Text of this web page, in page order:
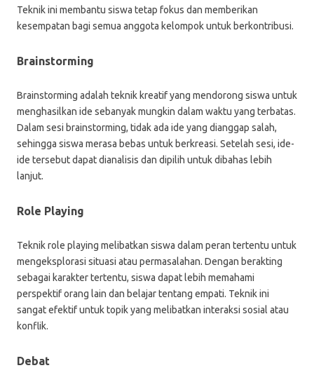
Teknik ini membantu siswa tetap fokus dan memberikan
kesempatan bagi semua anggota kelompok untuk berkontribusi.
Brainstorming
Brainstorming adalah teknik kreatif yang mendorong siswa untuk
menghasilkan ide sebanyak mungkin dalam waktu yang terbatas.
Dalam sesi brainstorming, tidak ada ide yang dianggap salah,
sehingga siswa merasa bebas untuk berkreasi. Setelah sesi, ide-
ide tersebut dapat dianalisis dan dipilih untuk dibahas lebih
lanjut.
Role Playing
Teknik role playing melibatkan siswa dalam peran tertentu untuk
mengeksplorasi situasi atau permasalahan. Dengan berakting
sebagai karakter tertentu, siswa dapat lebih memahami
perspektif orang lain dan belajar tentang empati. Teknik ini
sangat efektif untuk topik yang melibatkan interaksi sosial atau
konflik.
Debat